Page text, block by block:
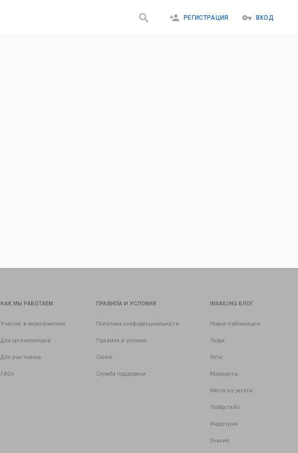
РЕГИСТРАЦИЯ ВХОД
КАК МЫ РАБОТАЕМ
Участие в мероприятиях
Для организаторов
Для участников
FAQs
ПРАВИЛА И УСЛОВИЯ
Политика конфиденциальности
Правила и условия
Cookie
Служба поддержки
INSAILING БЛОГ
Новые публикации
Люди
Яхты
Маршруты
Места на регаты
Лайфстайл
Индустрия
Знания